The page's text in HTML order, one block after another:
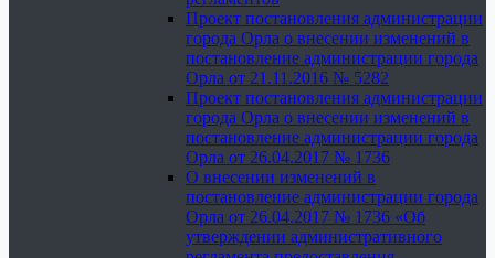
Проект постановления администрации
города Орла о внесении изменений в
постановление администрации города
Орла от 21.11.2016 № 5282
Проект постановления администрации
города Орла о внесении изменений в
постановление администрации города
Орла от 26.04.2017 № 1736
О внесении изменений в
постановление администрации города
Орла от 26.04.2017 № 1736 «Об
утверждении административного